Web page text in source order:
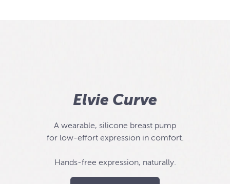
Elvie Curve
A wearable, silicone breast pump
for low-effort expression in comfort.
Hands-free expression, naturally.